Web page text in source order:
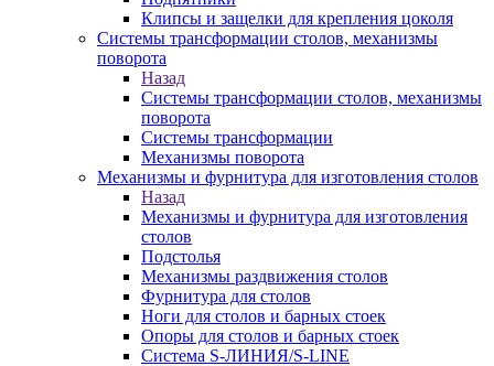
Клипсы и защелки для крепления цоколя
Системы трансформации столов, механизмы
поворота
Назад
Системы трансформации столов, механизмы
поворота
Системы трансформации
Механизмы поворота
Механизмы и фурнитура для изготовления столов
Назад
Механизмы и фурнитура для изготовления
столов
Подстолья
Механизмы раздвижения столов
Фурнитура для столов
Ноги для столов и барных стоек
Опоры для столов и барных стоек
Система S-ЛИНИЯ/S-LINE